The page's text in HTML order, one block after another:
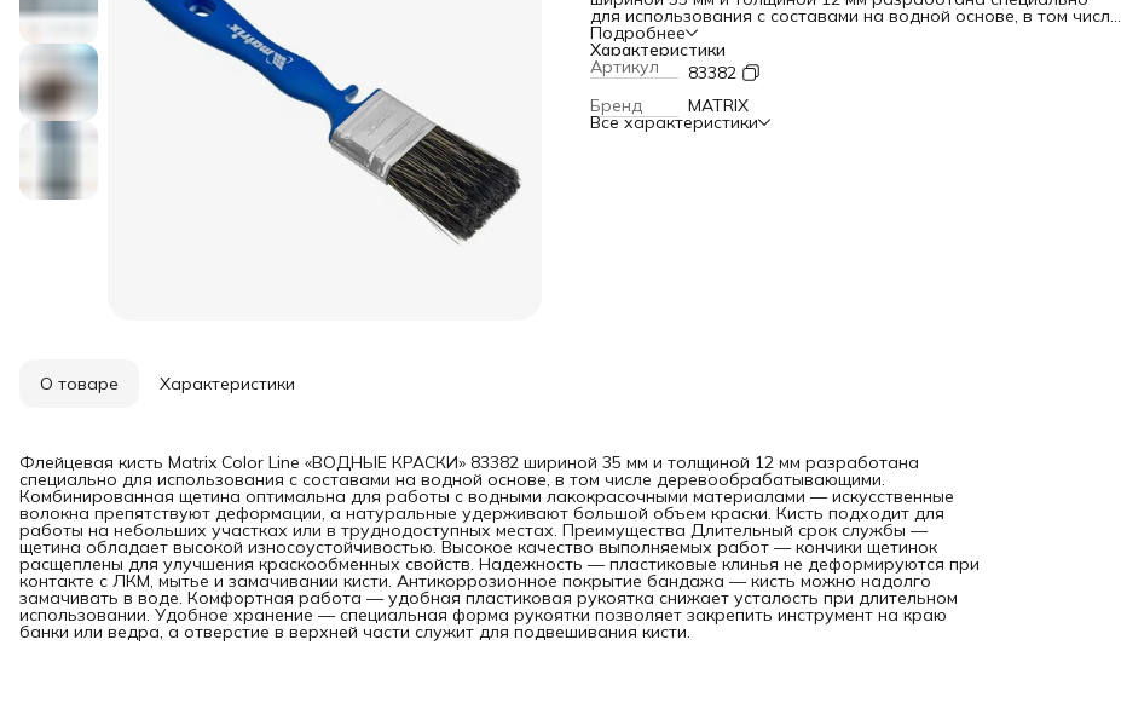
для использования с составами на водной основе, в том числе
деревообрабатывающими. Комбинированная щетина
оптимальна для работы с водными лакокрасочными
материалами — искусственные волокна препятствуют
деформации, а натуральные удерживают большой объем
краски. Кисть подходит для работы на небольших участках
или в труднодоступных местах. Преимущества Длительный
срок службы — щетина обладает высокой
Подробнее
Характеристики
Артикул
83382
Бренд
MATRIX
Все характеристики
О товаре Характеристики
Флейцевая кисть Matrix Color Line «ВОДНЫЕ КРАСКИ» 83382 шириной 35 мм и толщиной 12 мм разработана
специально для использования с составами на водной основе, в том числе деревообрабатывающими.
Комбинированная щетина оптимальна для работы с водными лакокрасочными материалами — искусственные
волокна препятствуют деформации, а натуральные удерживают большой объем краски. Кисть подходит для
работы на небольших участках или в труднодоступных местах. Преимущества Длительный срок службы —
щетина обладает высокой износоустойчивостью. Высокое качество выполняемых работ — кончики щетинок
расщеплены для улучшения краскообменных свойств. Надежность — пластиковые клинья не деформируются при
контакте с ЛКМ, мытье и замачивании кисти. Антикоррозионное покрытие бандажа — кисть можно надолго
замачивать в воде. Комфортная работа — удобная пластиковая рукоятка снижает усталость при длительном
использовании. Удобное хранение — специальная форма рукоятки позволяет закрепить инструмент на краю
банки или ведра, а отверстие в верхней части служит для подвешивания кисти.